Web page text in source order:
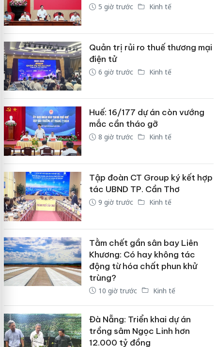
5 giờ trước Kinh tế
Quản trị rủi ro thuế thương mại
điện tử
6 giờ trước Kinh tế
Huế: 16/177 dự án còn vướng
mắc cần tháo gỡ
8 giờ trước Kinh tế
Tập đoàn CT Group ký kết hợp
tác UBND TP. Cần Thơ
9 giờ trước Kinh tế
Tằm chết gần sân bay Liên
Khương: Có hay không tác
động từ hóa chất phun khử
trùng?
10 giờ trước Kinh tế
Đà Nẵng: Triển khai dự án
trồng sâm Ngọc Linh hơn
12.000 tỷ đồng